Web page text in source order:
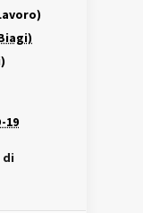
19
di